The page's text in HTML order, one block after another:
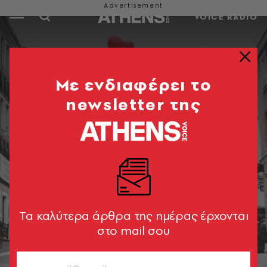
VOICE RADIO
Mε ενδιαφέρει το
newsletter της
Tα καλύτερα άρθρα της ημέρας έρχονται
στο mail σου